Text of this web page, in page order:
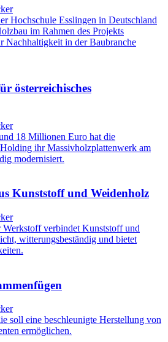
Hochschule Esslingen in Deutschland
im Rahmen des Projekts
Nachhaltigkeit in der Baubranche
österreichisches
18 Millionen Euro hat die
ihr Massivholzplattenwerk am
modernisiert.
Kunststoff und Weidenholz
Werkstoff verbindet Kunststoff und
witterungsbeständig und bietet
soll eine beschleunigte Herstellung von
ermöglichen.